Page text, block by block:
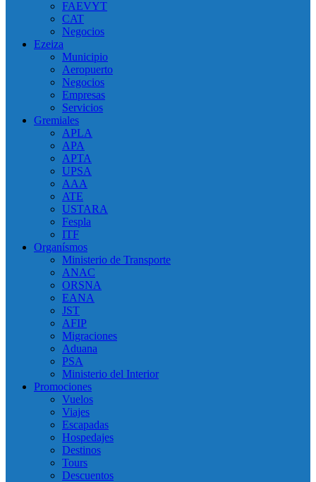
FAEVYT
CAT
Negocios
Ezeiza
Municipio
Aeropuerto
Negocios
Empresas
Servicios
Gremiales
APLA
APA
APTA
UPSA
AAA
ATE
USTARA
Fespla
ITF
Organísmos
Ministerio de Transporte
ANAC
ORSNA
EANA
JST
AFIP
Migraciones
Aduana
PSA
Ministerio del Interior
Promociones
Vuelos
Viajes
Escapadas
Hospedajes
Destinos
Tours
Descuentos